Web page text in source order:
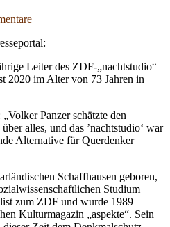
Leiter des ZDF-„nachtstudio“
2020 im Alter von 73 Jahren in
Panzer schätzte den
alles, und das ’nachtstudio‘ war
Alternative für Querdenker
Schaffhausen geboren,
Studium
zum ZDF und wurde 1989
Kulturmagazin „aspekte“. Sein